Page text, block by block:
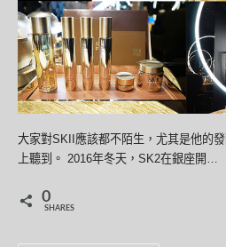
大家對SKII應該都不陌生，尤其是他的
上聽到。 2016年冬天，SK2在銀座開…
0
SHARES